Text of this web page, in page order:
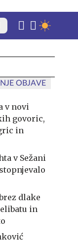
OBJAVE
v novi
govoric,
in
v Sežani
dlake
in